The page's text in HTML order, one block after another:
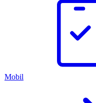
Mobil